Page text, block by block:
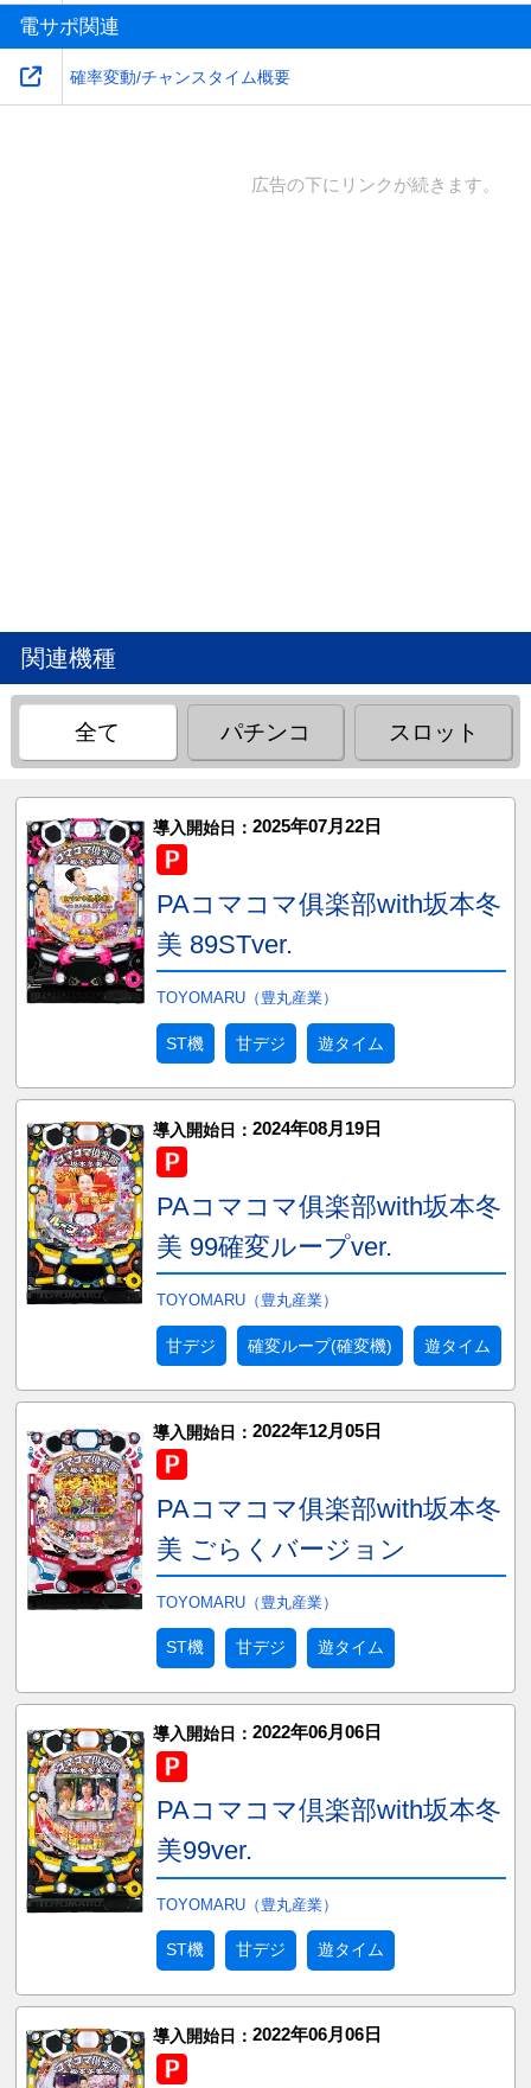
電サポ関連
確率変動/チャンスタイム概要
広告の下にリンクが続きます。
関連機種
全て パチンコ スロット
導入開始日： 2025年07月22日
PAコマコマ俱楽部with坂本冬
美 89STver.
TOYOMARU（豊丸産業）
ST機 甘デジ 遊タイム
導入開始日： 2024年08月19日
PAコマコマ俱楽部with坂本冬
美 99確変ループver.
TOYOMARU（豊丸産業）
甘デジ 確変ループ(確変機) 遊タイム
導入開始日： 2022年12月05日
PAコマコマ俱楽部with坂本冬
美 ごらくバージョン
TOYOMARU（豊丸産業）
ST機 甘デジ 遊タイム
導入開始日： 2022年06月06日
PAコマコマ倶楽部with坂本冬
美99ver.
TOYOMARU（豊丸産業）
ST機 甘デジ 遊タイム
導入開始日： 2022年06月06日